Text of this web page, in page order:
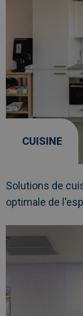
CUISINE
Solutions de
optimale de
naarCasiers
séchage)